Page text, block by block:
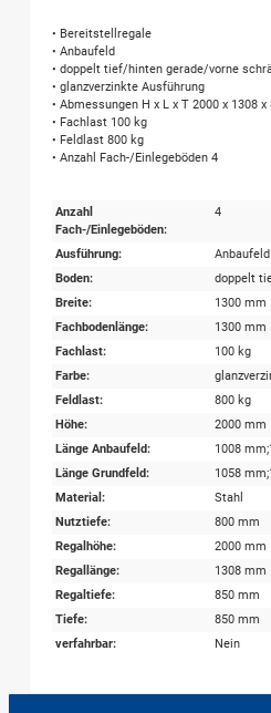
• Bereitstellregale
• Anbaufeld
• doppelt tief/hinten gerade/vorne
• glanzverzinkte Ausführung
• Abmessungen H x L x T 2000 x 1308 x
• Fachlast 100 kg
• Feldlast 800 kg
• Anzahl Fach-/Einlegeböden 4
Anzahl
Fach-/Einlegeböden:
4
Ausführung:
Anbaufeld
Boden:
doppelt
Breite:
1300 mm
Fachbodenlänge:
1300 mm
Fachlast:
100 kg
Farbe:
Feldlast:
800 kg
Höhe:
2000 mm
Länge Anbaufeld:
1008
Länge Grundfeld:
1058
Material:
Stahl
Nutztiefe:
800 mm
Regalhöhe:
2000 mm
Regallänge:
1308 mm
Regaltiefe:
850 mm
Tiefe:
850 mm
verfahrbar:
Nein